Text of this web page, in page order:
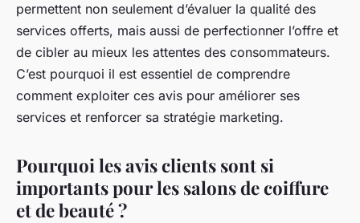
permettent non seulement d’évaluer la qualité des
services offerts, mais aussi de perfectionner l’offre et
de cibler au mieux les attentes des consommateurs.
C’est pourquoi il est essentiel de comprendre
comment exploiter ces avis pour améliorer ses
services et renforcer sa stratégie marketing.
Pourquoi les avis clients sont si
importants pour les salons de coiffure
et de beauté ?